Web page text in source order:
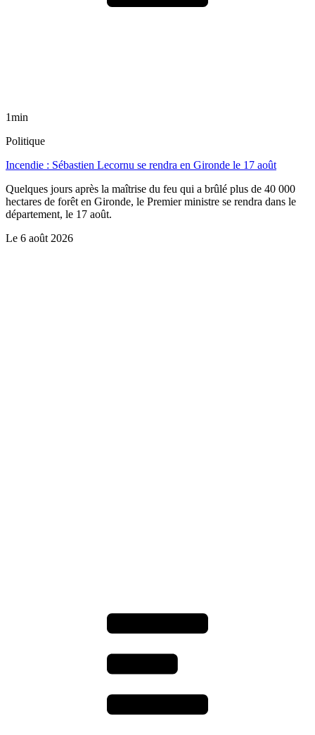
1min
Politique
Incendie : Sébastien Lecornu se rendra en Gironde le 17 août
Quelques jours après la maîtrise du feu qui a brûlé plus de 40 000
hectares de forêt en Gironde, le Premier ministre se rendra dans le
département, le 17 août.
Le 6 août 2026